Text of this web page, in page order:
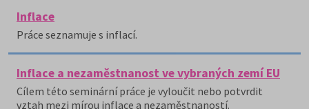
Inflace
Práce seznamuje s inflací.
Inflace a nezaměstnanost ve vybraných zemí EU
Cílem této seminární práce je vyloučit nebo potvrdit
vztah mezi mírou inflace a nezaměstnaností.